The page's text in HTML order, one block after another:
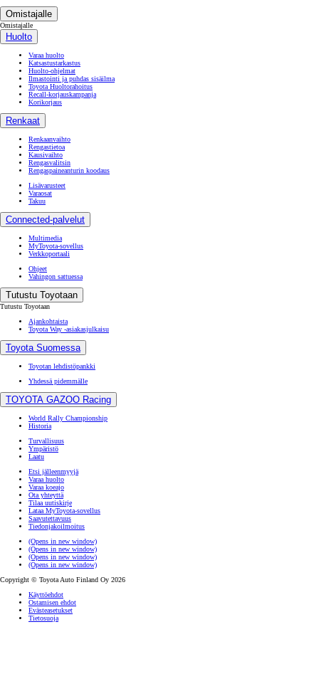
Omistajalle
Omistajalle
Huolto
Varaa huolto
Katsastustarkastus
Huolto-ohjelmat
Ilmastointi ja puhdas sisäilma
Toyota Huoltorahoitus
Recall-korjauskampanja
Korikorjaus
Renkaat
Renkaanvaihto
Rengastietoa
Kausivaihto
Rengasvalitsin
Rengaspaineanturin koodaus
Lisävarusteet
Varaosat
Takuu
Connected-palvelut
Multimedia
MyToyota-sovellus
Verkkoportaali
Ohjeet
Vahingon sattuessa
Tutustu Toyotaan
Tutustu Toyotaan
Ajankohtaista
Toyota Way -asiakasjulkaisu
Toyota Suomessa
Toyotan lehdistöpankki
Yhdessä pidemmälle
TOYOTA GAZOO Racing
World Rally Championship
Historia
Turvallisuus
Ympäristö
Laatu
Etsi jälleenmyyjä
Varaa huolto
Varaa koeajo
Ota yhteyttä
Tilaa uutiskirje
Lataa MyToyota-sovellus
Saavutettavuus
Tiedonjakoilmoitus
(Opens in new window)
(Opens in new window)
(Opens in new window)
(Opens in new window)
Copyright © Toyota Auto Finland Oy 2026
Käyttöehdot
Ostamisen ehdot
Evästeasetukset
Tietosuoja